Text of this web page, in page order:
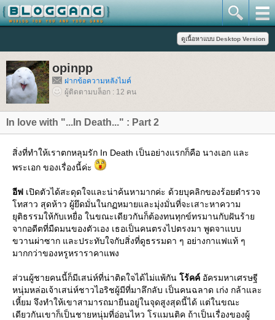
opinpp
ฝากข้อความหลังไมค์
ผู้ติดตามบล็อก : 12 คน
In love with "...In Death..." : Part 2
สิ่งที่ทำให้เราตกหลุมรัก In Death เป็นอย่างแรกก็คือ นางเอก และ
พระเอก ของเรื่องนี้ค่ะ
อีฟ เปิดตัวได้สะดุดใจและน่าค้นหามากค่ะ ด้วยบุคลิกของร้อยตำรวจ
ทสาว สุดห้าว ผู้ยึดมั่นในกฏหมายและมุ่งมั่นที่จะเสาะหาความ
ุติธรรมให้กับเหยื่อ ในขณะเดียวกันก็ต้องทนทุกข์ทรมานกับฝันร้า
จากอดีตที่มืดมนของตัวเอง เธอเป็นคนตรงไปตรงมา พูดจาแบบ
ขวานผ่าซาก และประทับใจกับสิ่งที่ดูธรรมดา ๆ อย่างกาแฟแท้ ๆ
มากกว่าของหรูหราราคาแพง
ส่วนผู้ชายคนนี้ก็มีเสน่ห์ที่น่าติดใจได้ไม่แพ้กัน ร้คค์ อัครมหาเศรษฐี
หนุ่มหล่อเจ้าเสน่ห์ชาวไอริชผู้มีที่มาลึกลับ เป็นคนฉลาด เก่ง กล้าและ
เหี้ยม จึงทำให้เขาสามารถมายืนอยู่ในจุดสูงสุดนี้ได้ แต่ในขณะ
เดียวกันเขาก็เป็นชายหนุ่มที่อ่อนไหว โรแมนติค ถ้าเป็นเรื่องของผู้